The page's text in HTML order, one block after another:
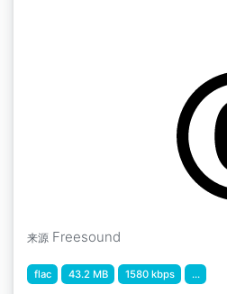
来源 Freesound
flac 43.2 MB 1580 kbps ...